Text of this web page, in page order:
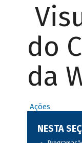
do
da
Ações
NESTA